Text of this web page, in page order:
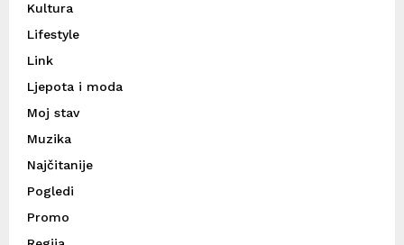
Kultura
Lifestyle
Link
Ljepota i moda
Moj stav
Muzika
Najčitanije
Pogledi
Promo